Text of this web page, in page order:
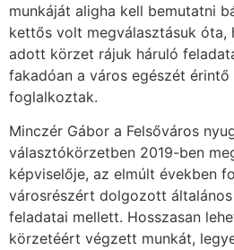
munkáját aligha kell bemutatni
kettős volt megválasztásuk óta,
adott körzet rájuk háruló
fakadóan a város egészét
foglalkoztak.
Minczér Gábor a Felsőváros
választókörzetben 2019-ben
képviselője, az elmúlt években
városrészért dolgozott
feladatai mellett. Hosszasan
körzetéért végzett munkát,